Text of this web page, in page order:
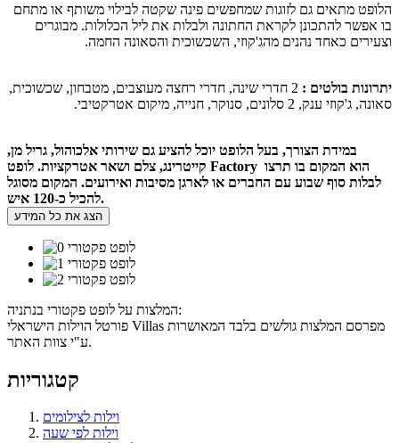
הלופט מתאים גם לזוגות שמחפשים פינה שקטה לבילוי משותף או מתחם
בו אפשר להתכונן לקראת החתונה ולבלות את ליל הכלולות. מבוגרים
וצעירים כאחד נהנים מהג'קוזי, השכשוכית והסאונה החמה.
יתרונות בולטים :
2 חדרי שינה, חדרי רחצה מעוצבים, מטבחון, שכשוכית,
סאונה, ג'קוזי ענק, 2 סלונים, סנוקר, חנייה, מיקום אטרקטיבי.
במידת הצורך, בעל הלופט יוכל להציע גם שירותי אלכוהול, גריל מן,
קייטרינג, צלם ושאר אטרקציות. לופט Factory הוא המקום בו תרצו
לבלות סוף שבוע עם החברים או לארגן מסיבות ואירועים. המקום מסוגל
להכיל כ-120 איש.
הצג את כל המידע
המלצות על לופט פקטורי בנתניה:
פורטל הוילות הישראלי Villas מפרסם המלצות גולשים בלבד המאושרות
ע"י צוות האתר.
קטגוריות
וילות לצילומים
וילות לפי שעה